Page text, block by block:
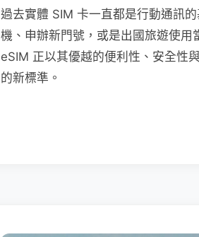
過去實體 SIM 卡一直都是行動通訊
機、申辦新門號，或是出國旅遊使用
eSIM 正以其優越的便利性、安全性
的新標準。